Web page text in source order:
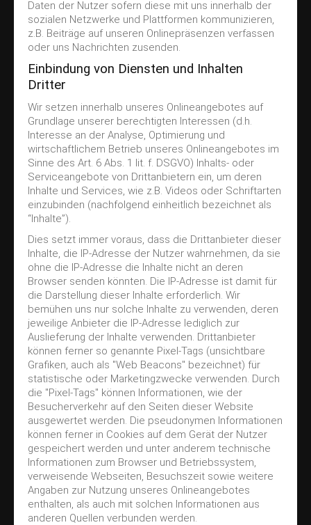
Daten der Nutzer sofern diese mit uns innerhalb der
sozialen Netzwerke und Plattformen kommunizieren,
z.B. Beiträge auf unseren Onlinepräsenzen verfassen
oder uns Nachrichten zusenden.
Einbindung von Diensten und Inhalten
Dritter
Wir setzen innerhalb unseres Onlineangebotes auf
Grundlage unserer berechtigten Interessen (d.h.
Interesse an der Analyse, Optimierung und
wirtschaftlichem Betrieb unseres Onlineangebotes im
Sinne des Art. 6 Abs. 1 lit. f. DSGVO) Inhalts- oder
Serviceangebote von Drittanbietern ein, um deren
Inhalte und Services, wie z.B. Videos oder Schriftarten
einzubinden (nachfolgend einheitlich bezeichnet als
“Inhalte”).
Dies setzt immer voraus, dass die Drittanbieter dieser
Inhalte, die IP-Adresse der Nutzer wahrnehmen, da sie
ohne die IP-Adresse die Inhalte nicht an deren
Browser senden könnten. Die IP-Adresse ist damit für
die Darstellung dieser Inhalte erforderlich. Wir
bemühen uns nur solche Inhalte zu verwenden, deren
jeweilige Anbieter die IP-Adresse lediglich zur
Auslieferung der Inhalte verwenden. Drittanbieter
können ferner so genannte Pixel-Tags (unsichtbare
Grafiken, auch als "Web Beacons" bezeichnet) für
statistische oder Marketingzwecke verwenden. Durch
die "Pixel-Tags" können Informationen, wie der
Besucherverkehr auf den Seiten dieser Website
ausgewertet werden. Die pseudonymen Informationen
können ferner in Cookies auf dem Gerät der Nutzer
gespeichert werden und unter anderem technische
Informationen zum Browser und Betriebssystem,
verweisende Webseiten, Besuchszeit sowie weitere
Angaben zur Nutzung unseres Onlineangebotes
enthalten, als auch mit solchen Informationen aus
anderen Quellen verbunden werden.